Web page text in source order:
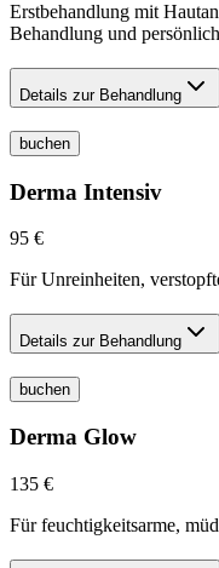
Erstbehandlung mit
Behandlung und
Details zur Behandlung
buchen
Derma Intensiv
95 €
Für Unreinheiten,
Details zur Behandlung
buchen
Derma Glow
135 €
Für feuchtigkeitsarme,